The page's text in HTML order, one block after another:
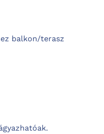
balkon/terasz